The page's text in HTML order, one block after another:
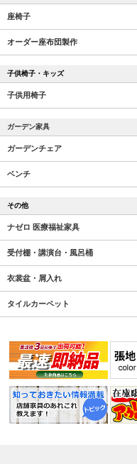
座椅子
オーダー座布団製作
子供椅子・キッズ
子供用椅子
ガーデン家具
ガーデンチェア
ベンチ
その他
ナゼロ 医療福祉家具
受付棚・講演台・風呂桶
衣裳盆・屑入れ
タイルカーペット